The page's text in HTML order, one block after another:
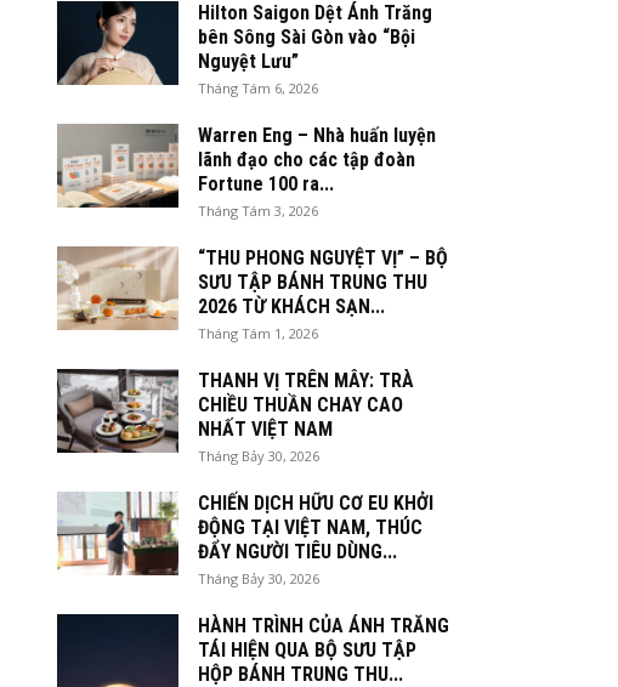
Hilton Saigon Dệt Ánh Trăng
bên Sông Sài Gòn vào “Bội
Nguyệt Lưu”
Tháng Tám 6, 2026
Warren Eng – Nhà huấn luyện
lãnh đạo cho các tập đoàn
Fortune 100 ra...
Tháng Tám 3, 2026
“THU PHONG NGUYỆT VỊ” – BỘ
SƯU TẬP BÁNH TRUNG THU
2026 TỪ KHÁCH SẠN...
Tháng Tám 1, 2026
THANH VỊ TRÊN MÂY: TRÀ
CHIỀU THUẦN CHAY CAO
NHẤT VIỆT NAM
Tháng Bảy 30, 2026
CHIẾN DỊCH HỮU CƠ EU KHỞI
ĐỘNG TẠI VIỆT NAM, THÚC
ĐẨY NGƯỜI TIÊU DÙNG...
Tháng Bảy 30, 2026
HÀNH TRÌNH CỦA ÁNH TRĂNG
TÁI HIỆN QUA BỘ SƯU TẬP
HỘP BÁNH TRUNG THU...